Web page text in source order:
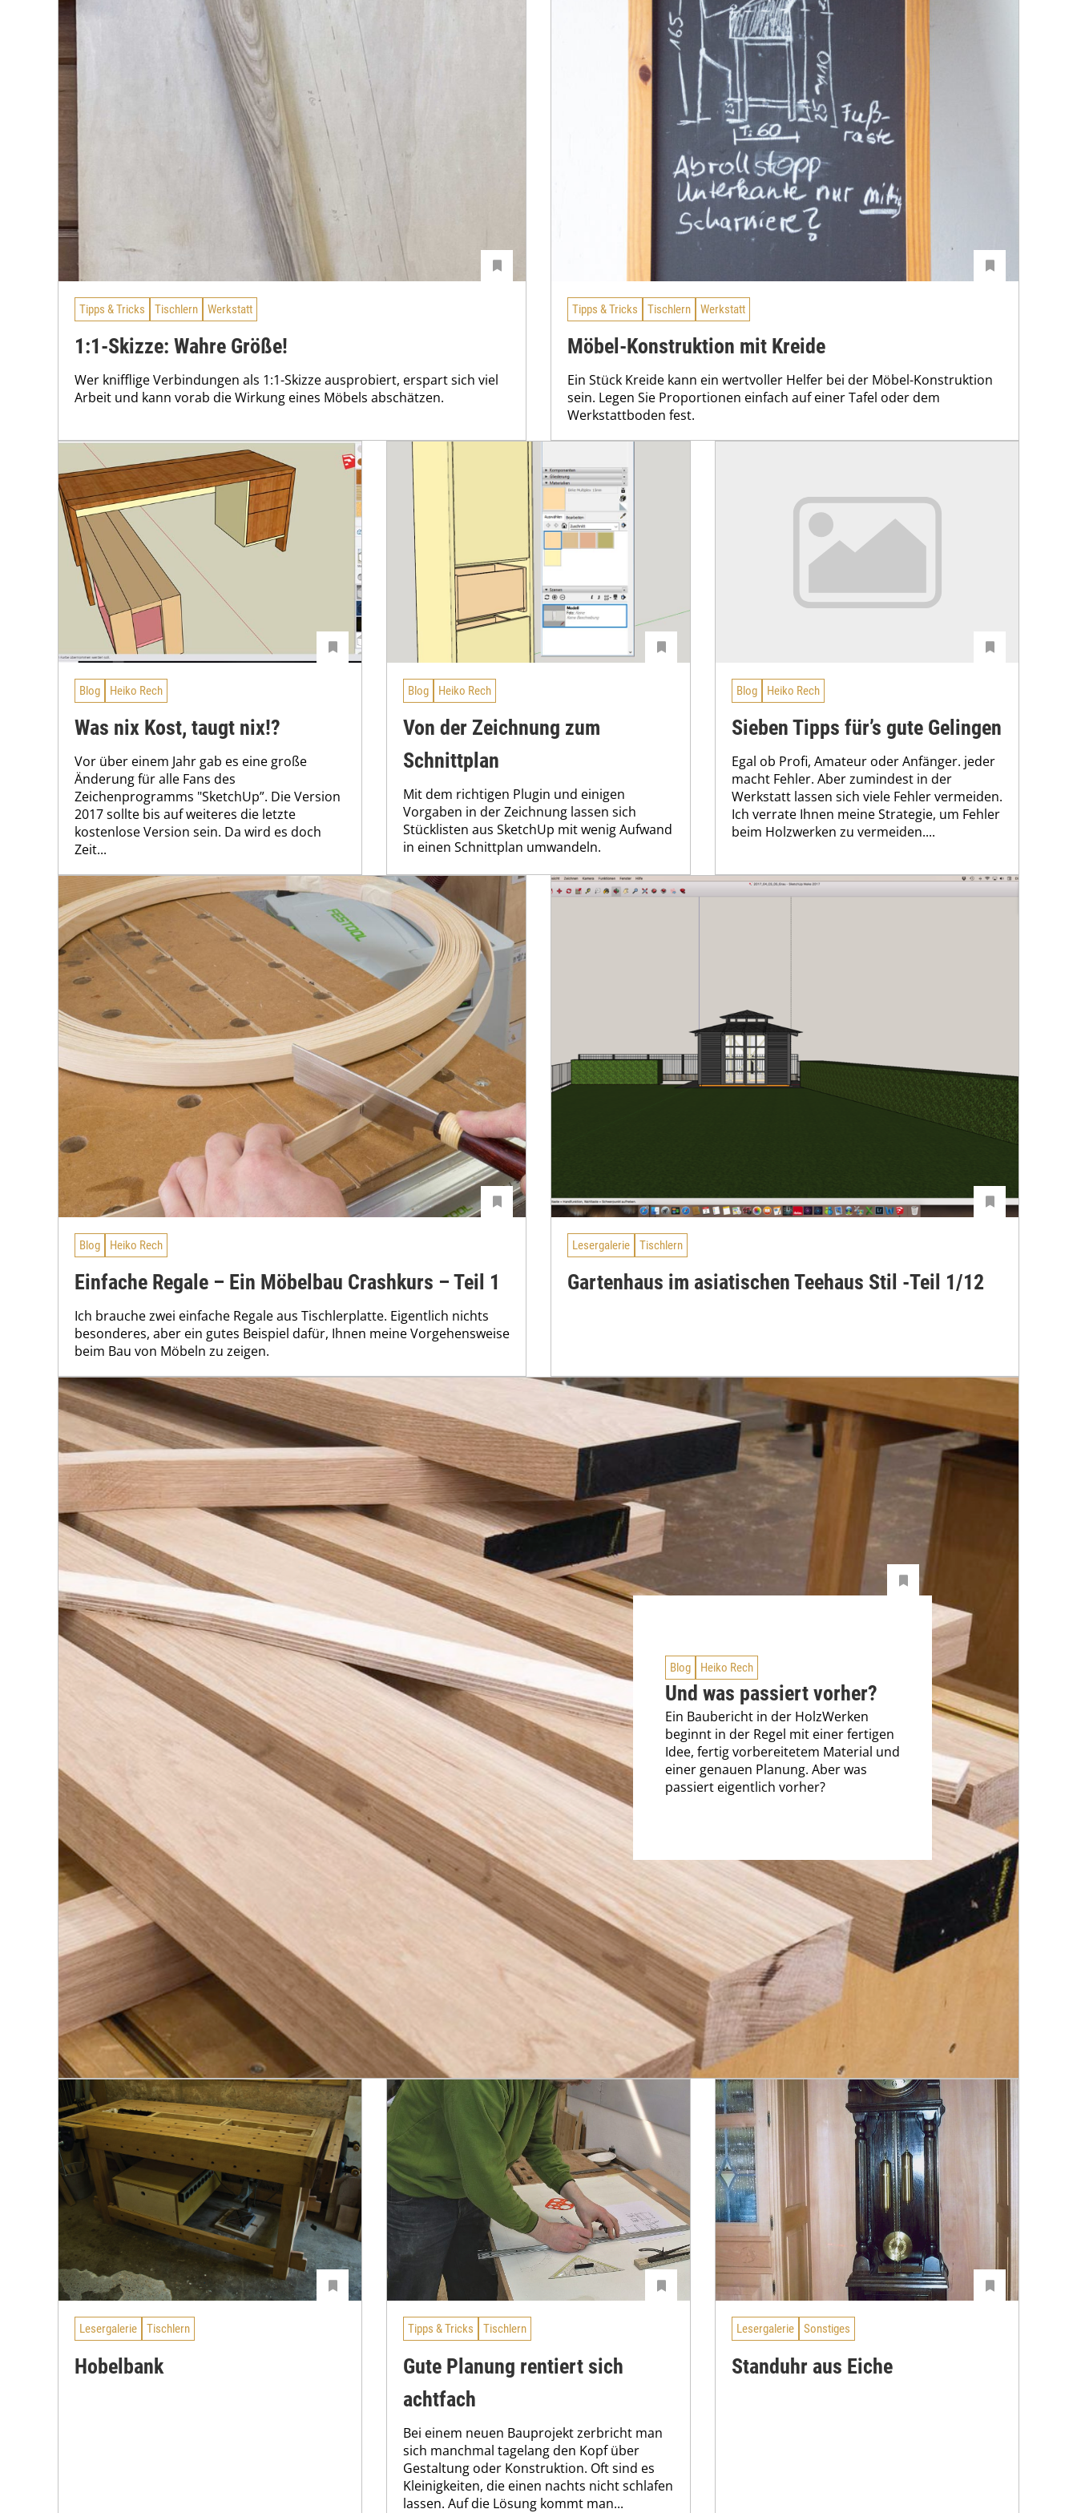
Tipps & Tricks Tischlern Werkstatt
1:1-Skizze: Wahre Größe!
Wer knifflige Verbindungen als 1:1-Skizze ausprobiert, erspart sich viel
Arbeit und kann vorab die Wirkung eines Möbels abschätzen.
Tipps & Tricks Tischlern Werkstatt
Möbel-Konstruktion mit Kreide
Ein Stück Kreide kann ein wertvoller Helfer bei der Möbel-Konstruktion
sein. Legen Sie Proportionen einfach auf einer Tafel oder dem
Werkstattboden fest.
Blog Heiko Rech
Was nix Kost, taugt nix!?
Vor über einem Jahr gab es eine große
Änderung für alle Fans des
Zeichenprogramms "SketchUp”. Die Version
2017 sollte bis auf weiteres die letzte
kostenlose Version sein. Da wird es doch
Zeit...
Blog Heiko Rech
Von der Zeichnung zum
Schnittplan
Mit dem richtigen Plugin und einigen
Vorgaben in der Zeichnung lassen sich
Stücklisten aus SketchUp mit wenig Aufwand
in einen Schnittplan umwandeln.
Blog Heiko Rech
Sieben Tipps für’s gute Gelingen
Egal ob Profi, Amateur oder Anfänger. jeder
macht Fehler. Aber zumindest in der
Werkstatt lassen sich viele Fehler vermeiden.
Ich verrate Ihnen meine Strategie, um Fehler
beim Holzwerken zu vermeiden....
Blog Heiko Rech
Einfache Regale – Ein Möbelbau Crashkurs – Teil 1
Ich brauche zwei einfache Regale aus Tischlerplatte. Eigentlich nichts
besonderes, aber ein gutes Beispiel dafür, Ihnen meine Vorgehensweise
beim Bau von Möbeln zu zeigen.
Lesergalerie Tischlern
Gartenhaus im asiatischen Teehaus Stil -Teil 1/12
Blog Heiko Rech
Und was passiert vorher?
Ein Baubericht in der HolzWerken
beginnt in der Regel mit einer fertigen
Idee, fertig vorbereitetem Material und
einer genauen Planung. Aber was
passiert eigentlich vorher?
Lesergalerie Tischlern
Hobelbank
Tipps & Tricks Tischlern
Gute Planung rentiert sich
achtfach
Bei einem neuen Bauprojekt zerbricht man
sich manchmal tagelang den Kopf über
Gestaltung oder Konstruktion. Oft sind es
Kleinigkeiten, die einen nachts nicht schlafen
lassen. Auf die Lösung kommt man...
Lesergalerie Sonstiges
Standuhr aus Eiche